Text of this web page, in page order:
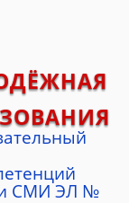
СМИ ЭЛ №